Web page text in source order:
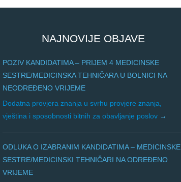
NAJNOVIJE OBJAVE
POZIV KANDIDATIMA – PRIJEM 4 MEDICINSKE
SESTRE/MEDICINSKA TEHNIČARA U BOLNICI NA
NEODREĐENO VRIJEME
Dodatna provjera znanja u svrhu provjere znanja,
vještina i sposobnosti bitnih za obavljanje poslov
ODLUKA O IZABRANIM KANDIDATIMA – MEDICINSKE
SESTRE/MEDICINSKI TEHNIČARI NA ODREĐENO
VRIJEME